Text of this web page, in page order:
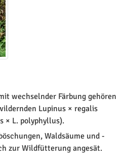
wechselnder Färbung gehören
Lupinus × regalis
× L. polyphyllus).
Waldsäume und -
zur Wildfütterung angesät.